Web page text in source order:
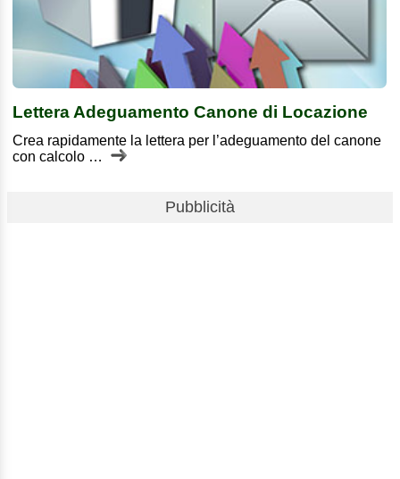
Lettera Adeguamento Canone di Locazione
Crea rapidamente la lettera per l’adeguamento del canone
con calcolo …
Pubblicità